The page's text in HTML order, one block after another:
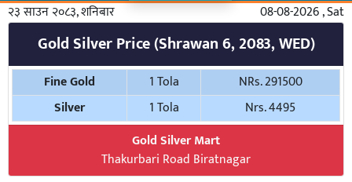
२३ साउन २०८३, शनिबार
08-08-2026 , Sat
Gold Silver Price (Shrawan 6, 2083, WED)
Fine Gold 1 Tola
NRs. 291500
Silver
1 Tola
Nrs. 4495
Gold Silver Mart
Thakurbari Road Biratnagar